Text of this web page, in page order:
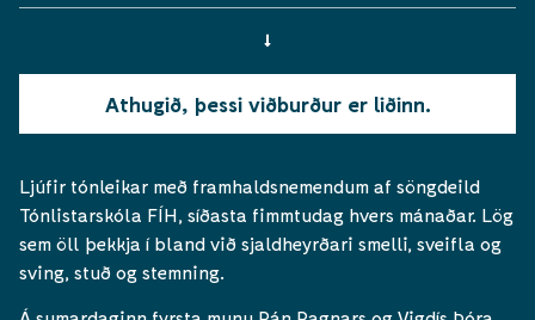
Athugið, þessi viðburður er liðinn.
Ljúfir tónleikar með framhaldsnemendum af söngdeild
Tónlistarskóla FÍH, síðasta fimmtudag hvers mánaðar. Lög
sem öll þekkja í bland við sjaldheyrðari smelli, sveifla og
sving, stuð og stemning.